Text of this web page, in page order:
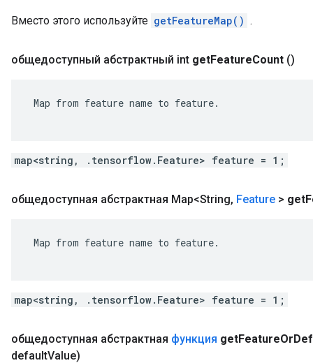
Вместо этого используйте getFeatureMap() .
общедоступный абстрактный int getFeatureCount ()
Map from feature name to feature.
map<string, .tensorflow.Feature> feature = 1;
общедоступная абстрактная Map<String, Feature > get
Map from feature name to feature.
map<string, .tensorflow.Feature> feature = 1;
общедоступная абстрактная функция getFeatureOr
defaultValue)